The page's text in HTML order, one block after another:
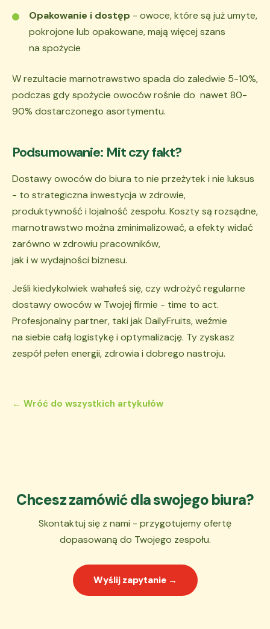
Opakowanie i dostęp - owoce, które są już umyte,
pokrojone lub opakowane, mają więcej szans
na spożycie
W rezultacie marnotrawstwo spada do zaledwie 5-10%,
podczas gdy spożycie owoców rośnie do nawet 80-
90% dostarczonego asortymentu.
Podsumowanie: Mit czy fakt?
Dostawy owoców do biura to nie przeżytek i nie luksus
- to strategiczna inwestycja w zdrowie,
produktywność i lojalność zespołu. Koszty są rozsądne,
marnotrawstwo można zminimalizować, a efekty widać
zarówno w zdrowiu pracowników,
jak i w wydajności biznesu.
Jeśli kiedykolwiek wahałeś się, czy wdrożyć regularne
dostawy owoców w Twojej firmie - time to act.
Profesjonalny partner, taki jak DailyFruits, weźmie
na siebie całą logistykę i optymalizację. Ty zyskasz
zespół pełen energii, zdrowia i dobrego nastroju.
← Wróć do wszystkich artykułów
Chcesz zamówić dla swojego biura?
Skontaktuj się z nami - przygotujemy ofertę
dopasowaną do Twojego zespołu.
Wyślij zapytanie →